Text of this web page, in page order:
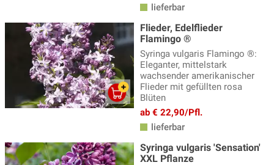
lieferbar
Flieder, Edelflieder
Flamingo ®
Syringa vulgaris Flamingo ®:
Eleganter, mittelstark
wachsender amerikanischer
Flieder mit gefüllten rosa
Blüten
ab € 22,90/Pfl.
lieferbar
Syringa vulgaris 'Sensation'
XXL Pflanze